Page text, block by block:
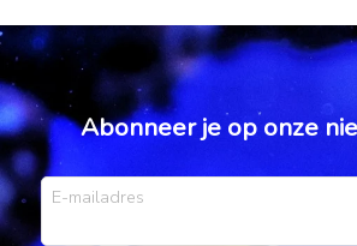
Abonneer je op onze
E-mailadres